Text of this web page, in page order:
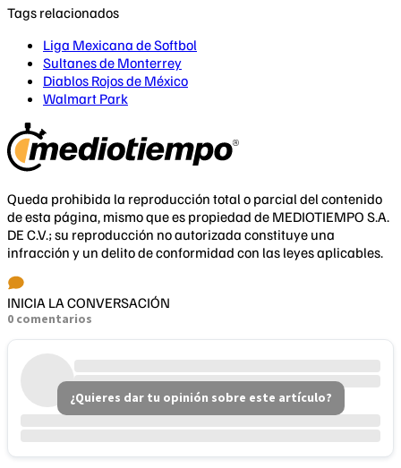
Tags relacionados
Liga Mexicana de Softbol
Sultanes de Monterrey
Diablos Rojos de México
Walmart Park
Queda prohibida la reproducción total o parcial del contenido
de esta página, mismo que es propiedad de MEDIOTIEMPO S.A.
DE C.V.; su reproducción no autorizada constituye una
infracción y un delito de conformidad con las leyes aplicables.
INICIA LA CONVERSACIÓN
0 comentarios
¿Quieres dar tu opinión sobre este artículo?